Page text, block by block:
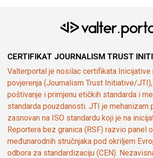
CERTIFIKAT JOURNALISM TRUST
Valterportal je nosilac certifikata Inicijative
povjerenja (Journalism Trust Initiative/
poštivanje i primjenu etičkih standarda i
standarda pouzdanosti. JTI je mehanizam
zasnovan na ISO standardu koji je na
Reportera bez granica (RSF) razvio panel
međunarodnih stručnjaka pod okriljem
odbora za standardizaciju (CEN).